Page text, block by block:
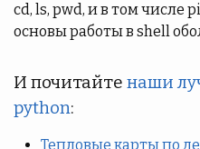
cd, ls, pwd, и в том числе
основы работы в shell
И почитайте наши
python:
Тепловые карты по